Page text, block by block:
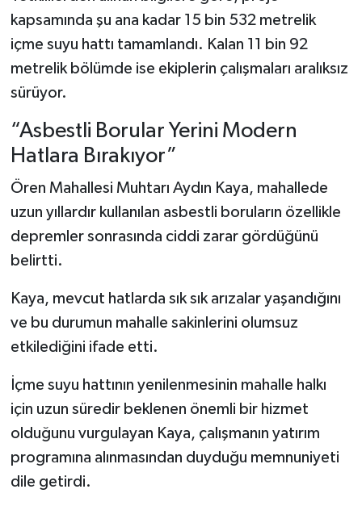
kapsamında şu ana kadar 15 bin 532 metrelik
içme suyu hattı tamamlandı. Kalan 11 bin 92
metrelik bölümde ise ekiplerin çalışmaları aralıksız
sürüyor.
“Asbestli Borular Yerini Modern
Hatlara Bırakıyor”
Ören Mahallesi Muhtarı Aydın Kaya, mahallede
uzun yıllardır kullanılan asbestli boruların özellikle
depremler sonrasında ciddi zarar gördüğünü
belirtti.
Kaya, mevcut hatlarda sık sık arızalar yaşandığını
ve bu durumun mahalle sakinlerini olumsuz
etkilediğini ifade etti.
İçme suyu hattının yenilenmesinin mahalle halkı
için uzun süredir beklenen önemli bir hizmet
olduğunu vurgulayan Kaya, çalışmanın yatırım
programına alınmasından duyduğu memnuniyeti
dile getirdi.